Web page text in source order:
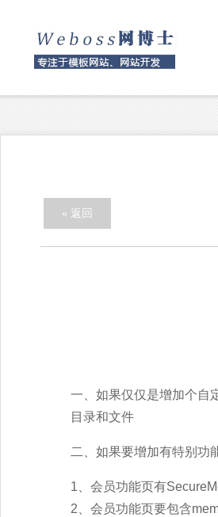
« 返回
一、如果仅仅是增加个自
目录和文件
二、如果要增加有特别功
1、会员功能页有
2、会员功能页要包含